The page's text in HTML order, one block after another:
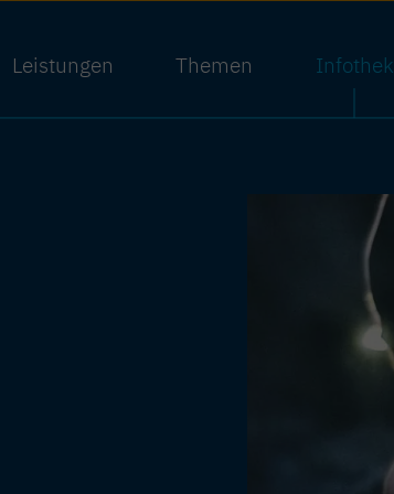
Leistungen Themen Infothek